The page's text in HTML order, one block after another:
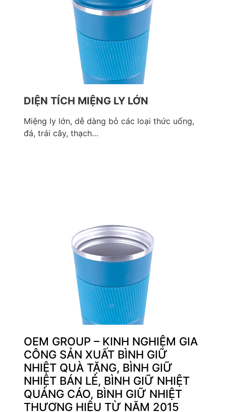
DIỆN TÍCH MIỆNG LY LỚN
Miệng ly lớn, dễ dàng bỏ các loại thức uống,
đá, trái cây, thạch…
OEM GROUP – KINH NGHIỆM GIA
CÔNG SẢN XUẤT BÌNH GIỮ
NHIỆT QUÀ TẶNG, BÌNH GIỮ
NHIỆT BÁN LẺ, BÌNH GIỮ NHIỆT
QUẢNG CÁO, BÌNH GIỮ NHIỆT
THƯƠNG HIỆU TỪ NĂM 2015